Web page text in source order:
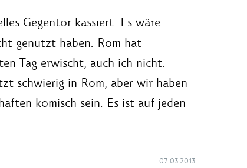
Gegentor kassiert. Es wäre
genutzt haben. Rom hat
Tag erwischt, auch ich nicht.
schwierig in Rom, aber wir haben
komisch sein. Es ist auf jeden
07.03.2013